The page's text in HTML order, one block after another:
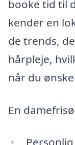
booke tid til
kender en
de trends,
hårpleje,
når du
En